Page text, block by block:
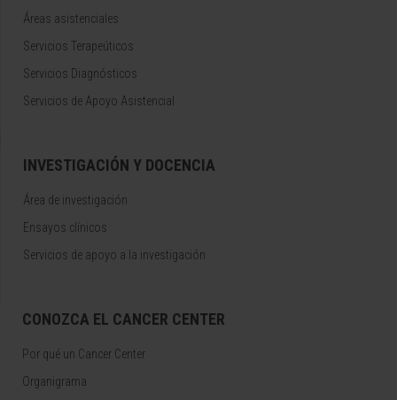
Áreas asistenciales
Servicios Terapeúticos
Servicios Diagnósticos
Servicios de Apoyo Asistencial
INVESTIGACIÓN Y DOCENCIA
Área de investigación
Ensayos clínicos
Servicios de apoyo a la investigación
CONOZCA EL CANCER CENTER
Por qué un Cancer Center
Organigrama